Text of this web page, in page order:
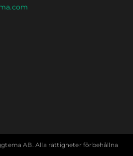
AB. Alla rättigheter förbehållna